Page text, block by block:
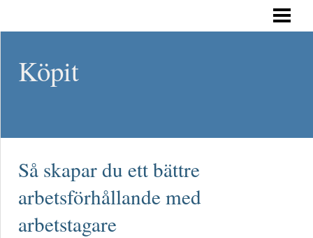
Köpit
Så skapar du ett bättre
arbetsförhållande med
arbetstagare